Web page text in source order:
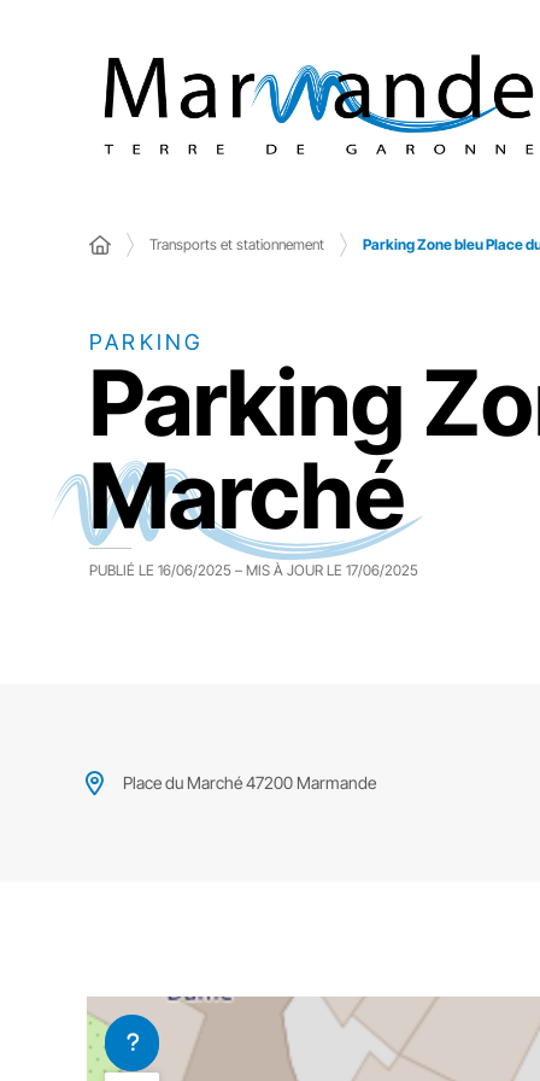
Transports et stationnement Parking Zone bleu Place
PARKING
Parking
Marché
PUBLIÉ LE 16/06/2025 – MIS À JOUR LE 17/06/2025
Place du Marché 47200 Marmande